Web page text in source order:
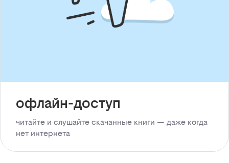
офлайн-доступ
читайте и слушайте скачанные книги — даже когда
нет интернета